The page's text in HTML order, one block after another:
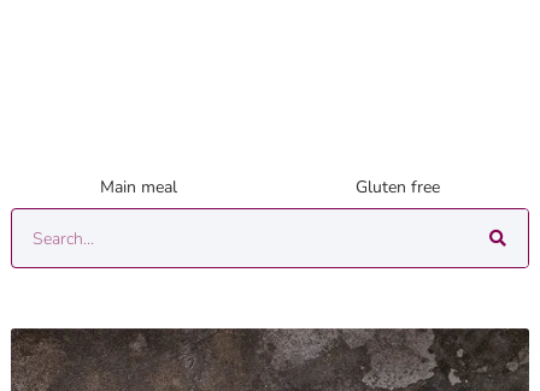
Main meal Gluten free